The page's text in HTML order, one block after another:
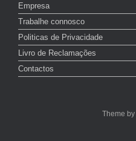
Empresa
Trabalhe connosco
Politicas de Privacidade
Livro de Reclamações
Contactos
Theme by